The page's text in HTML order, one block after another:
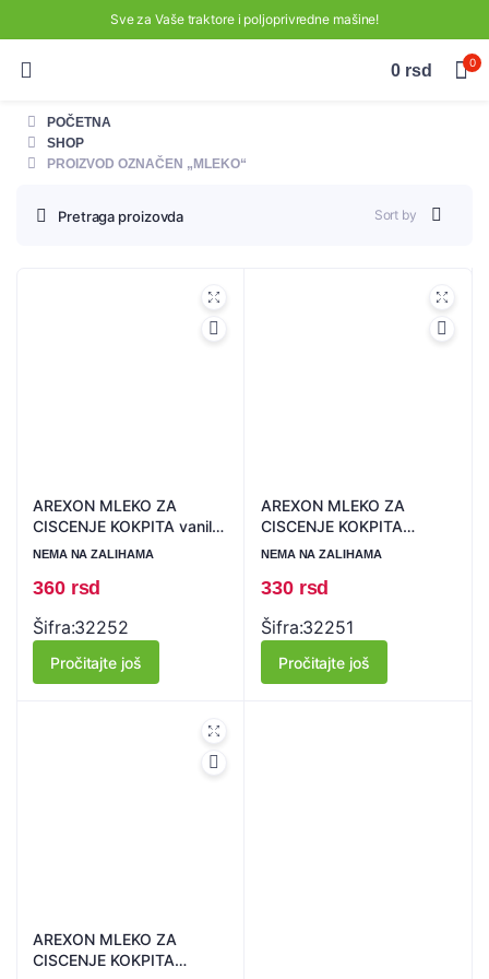
Sve za Vaše traktore i poljoprivredne mašine!
0 rsd 0
POČETNA
SHOP
PROIZVOD OZNAČEN „MLEKO“
Pretraga proizovda Sort by
AREXON MLEKO ZA
CISCENJE KOKPITA vanila-
600ml
NEMA NA ZALIHAMA
360 rsd
Šifra:32252
Pročitajte još
AREXON MLEKO ZA
CISCENJE KOKPITA
okean-600ml
NEMA NA ZALIHAMA
330 rsd
Šifra:32251
Pročitajte još
AREXON MLEKO ZA
CISCENJE KOKPITA